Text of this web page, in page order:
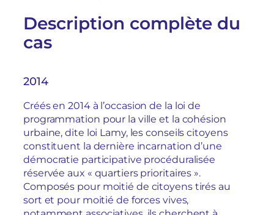
Description complète du
cas
2014
Créés en 2014 à l’occasion de la loi de
programmation pour la ville et la cohésion
urbaine, dite loi Lamy, les conseils citoyens
constituent la dernière incarnation d’une
démocratie participative procéduralisée
réservée aux « quartiers prioritaires ».
Composés pour moitié de citoyens tirés au
sort et pour moitié de forces vives,